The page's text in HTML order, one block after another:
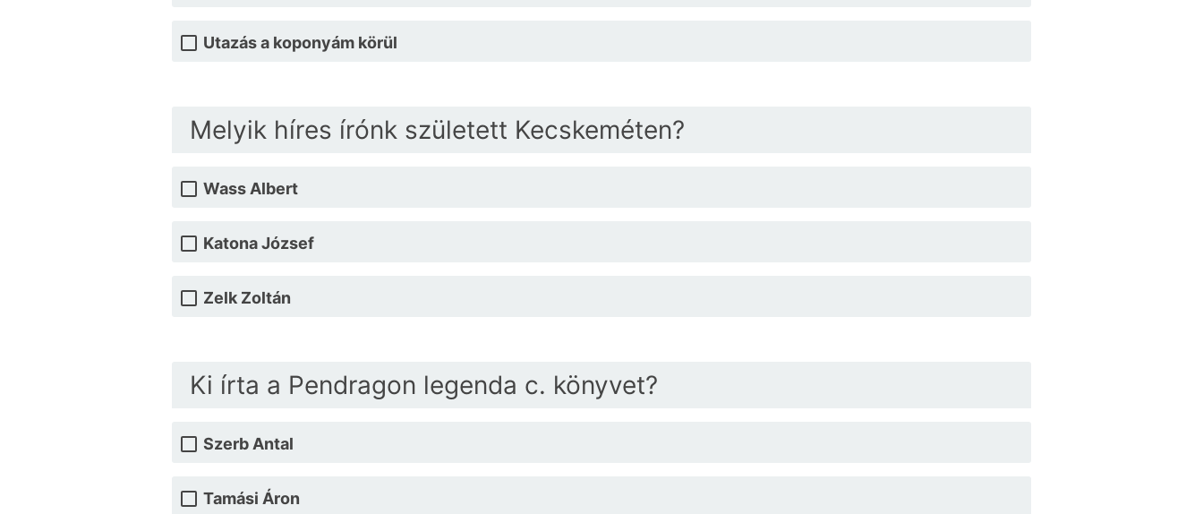
Utazás a koponyám körül
Melyik híres írónk született Kecskeméten?
Wass Albert
Katona József
Zelk Zoltán
Ki írta a Pendragon legenda c. könyvet?
Szerb Antal
Tamási Áron